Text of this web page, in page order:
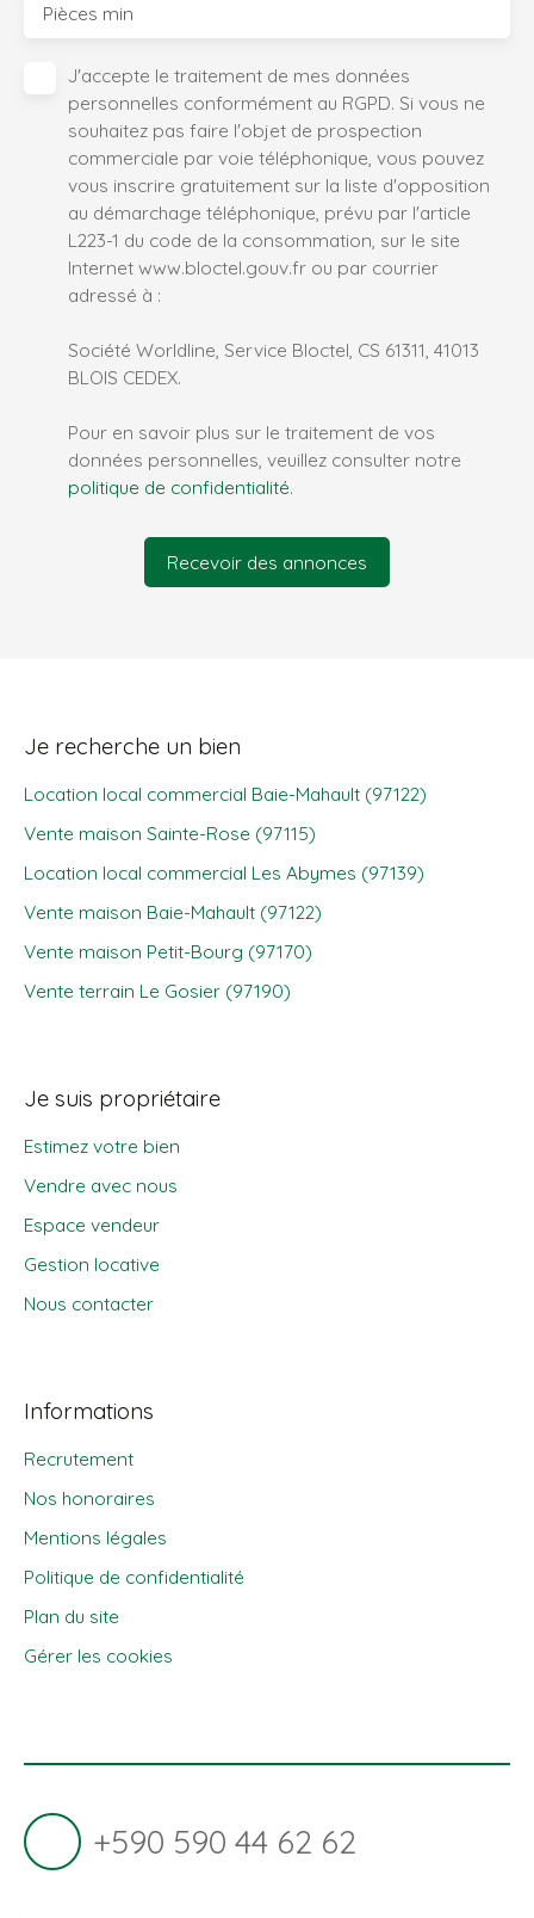
Pièces min
J'accepte le traitement de mes données
personnelles conformément au RGPD. Si vous ne
souhaitez pas faire l'objet de prospection
commerciale par voie téléphonique, vous pouvez
vous inscrire gratuitement sur la liste d'opposition
au démarchage téléphonique, prévu par l'article
L223-1 du code de la consommation, sur le site
Internet www.bloctel.gouv.fr ou par courrier
adressé à :
Société Worldline, Service Bloctel, CS 61311, 41013
BLOIS CEDEX.
Pour en savoir plus sur le traitement de vos
données personnelles, veuillez consulter notre
politique de confidentialité.
Recevoir des annonces
Je recherche un bien
Location local commercial Baie-Mahault (97122)
Vente maison Sainte-Rose (97115)
Location local commercial Les Abymes (97139)
Vente maison Baie-Mahault (97122)
Vente maison Petit-Bourg (97170)
Vente terrain Le Gosier (97190)
Je suis propriétaire
Estimez votre bien
Vendre avec nous
Espace vendeur
Gestion locative
Nous contacter
Informations
Recrutement
Nos honoraires
Mentions légales
Politique de confidentialité
Plan du site
Gérer les cookies
+590 590 44 62 62